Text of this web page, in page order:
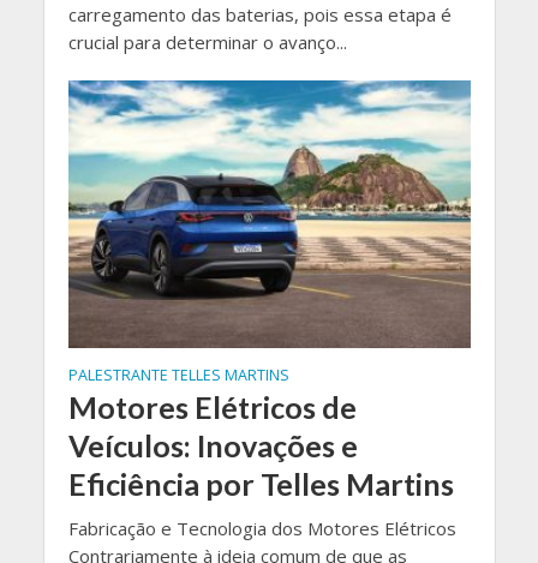
carregamento das baterias, pois essa etapa é
crucial para determinar o avanço...
PALESTRANTE TELLES MARTINS
Motores Elétricos de
Veículos: Inovações e
Eficiência por Telles Martins
Fabricação e Tecnologia dos Motores Elétricos
Contrariamente à ideia comum de que as